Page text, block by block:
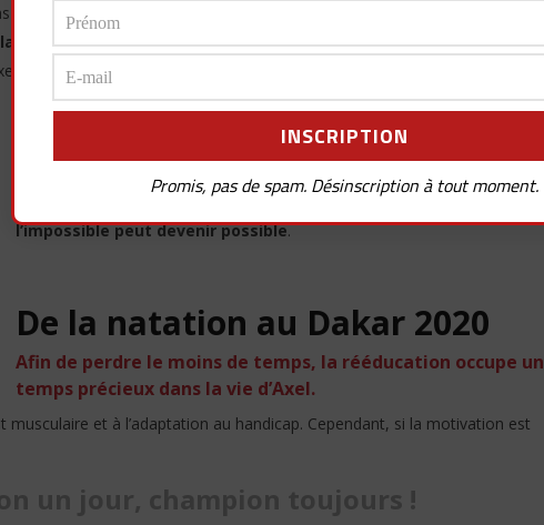
99 % des cas ne fait mal qu’à l’ego voire l’épaule, la cheville…
colonne vertébrale a souffert. Fracture au niveau de la première
a pris cher !
Concrètement, si la L1 est en sale état, la « chance » a sauvé une infime
partie de la moelle épinière. Cette dernière n’est pas totalement
quelques sensations étranges se manifestent.
A partir de cet instant,
l’impossible peut devenir possible.
De la natation au Dakar 2020
Afin de perdre le moins de temps, la rééducation occupe un
temps précieux dans la vie d’Axel.
et à l’adaptation au handicap. Cependant, si la motivation est
Promis, pas de spam. Désinscription à tout moment.